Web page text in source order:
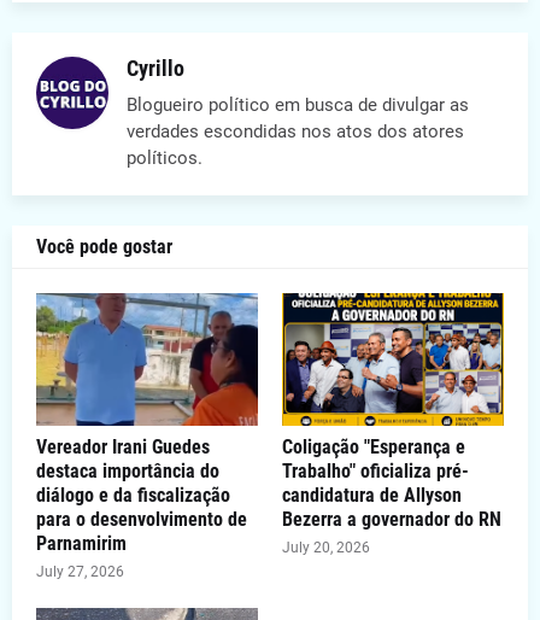
Cyrillo
Blogueiro político em busca de divulgar as
verdades escondidas nos atos dos atores
políticos.
Você pode gostar
Vereador Irani Guedes
destaca importância do
diálogo e da fiscalização
para o desenvolvimento de
Parnamirim
July 27, 2026
Coligação "Esperança e
Trabalho" oficializa pré-
candidatura de Allyson
Bezerra a governador do RN
July 20, 2026